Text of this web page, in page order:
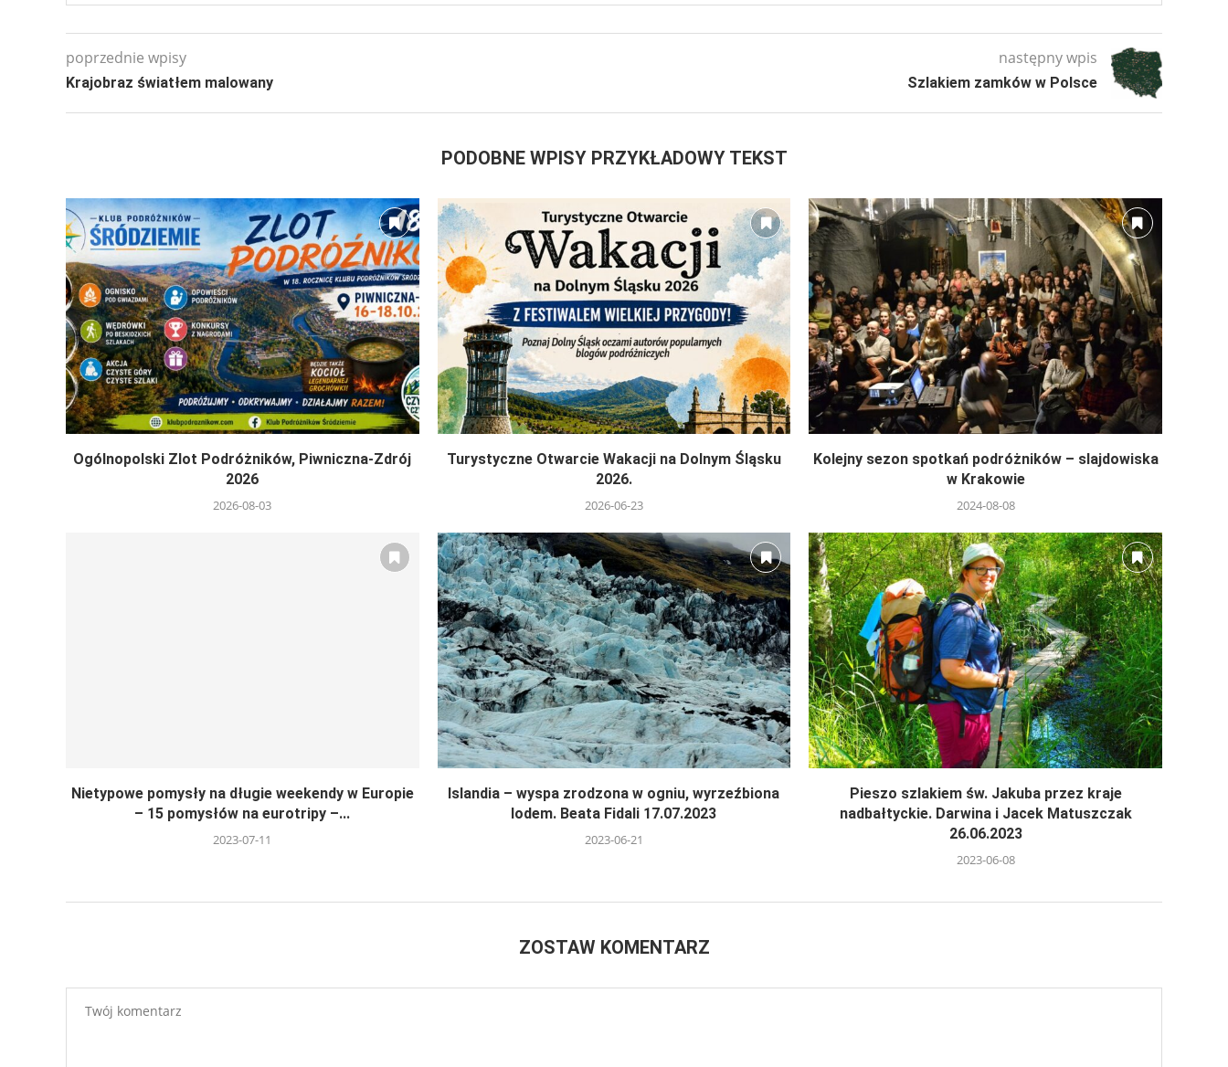
poprzednie wpisy
Krajobraz światłem malowany
następny wpis
Szlakiem zamków w Polsce
PODOBNE WPISY PRZYKŁADOWY TEKST
Ogólnopolski Zlot Podróżników, Piwniczna-Zdrój
2026
2026-08-03
Turystyczne Otwarcie Wakacji na Dolnym Śląsku
2026.
2026-06-23
Kolejny sezon spotkań podróżników – slajdowiska
w Krakowie
2024-08-08
Nietypowe pomysły na długie weekendy w Europie
– 15 pomysłów na eurotripy –...
2023-07-11
Islandia – wyspa zrodzona w ogniu, wyrzeźbiona
lodem. Beata Fidali 17.07.2023
2023-06-21
Pieszo szlakiem św. Jakuba przez kraje
nadbałtyckie. Darwina i Jacek Matuszczak
26.06.2023
2023-06-08
ZOSTAW KOMENTARZ